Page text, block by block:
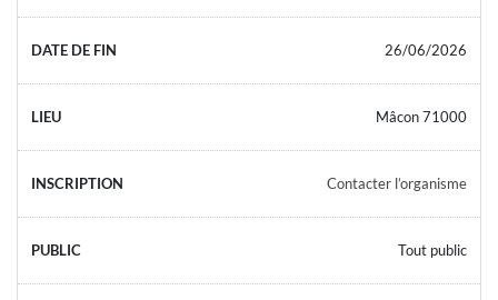
26/06/2026
Mâcon 71000
Contacter l’organisme
Tout public